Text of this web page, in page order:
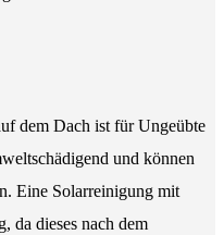
dem Dach ist für Ungeübte
und können
Eine Solarreinigung mit
da dieses nach dem